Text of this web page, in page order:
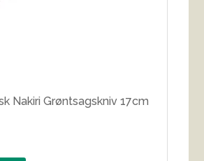
Nakiri Grøntsagskniv 17cm